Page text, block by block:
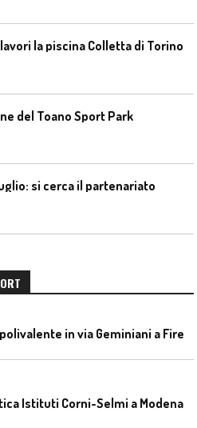
la piscina Colletta di Torino
del Toano Sport Park
si cerca il partenariato
Istituti Corni-Selmi a Modena